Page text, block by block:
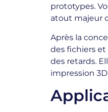
prototypes.
atout majeur
Après la
des fichiers
des retards.
impression